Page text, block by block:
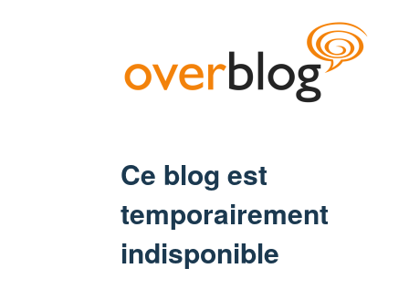
Ce blog est
temporairement
indisponible